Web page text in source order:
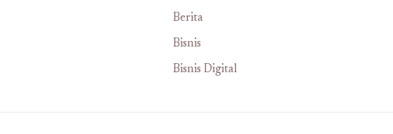
Berita
Bisnis
Bisnis Digital